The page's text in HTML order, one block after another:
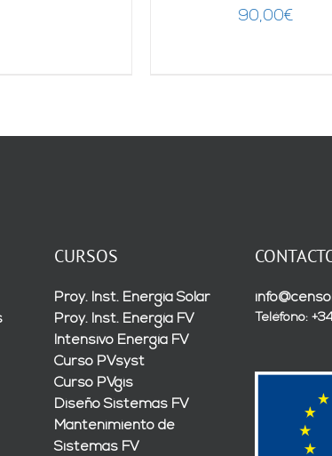
90,00€
CURSOS
Proy. Inst. Energía Solar
Proy. Inst. Energía FV
Intensivo Energía FV
Curso PVsyst
Curso PVgis
Diseño Sistemas FV
Mantenimiento de
Sistemas FV
Teléfono: